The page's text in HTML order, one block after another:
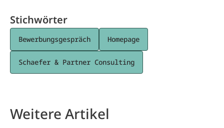
Stichwörter
Bewerbungsgespräch Homepage
Schaefer & Partner Consulting
Weitere Artikel